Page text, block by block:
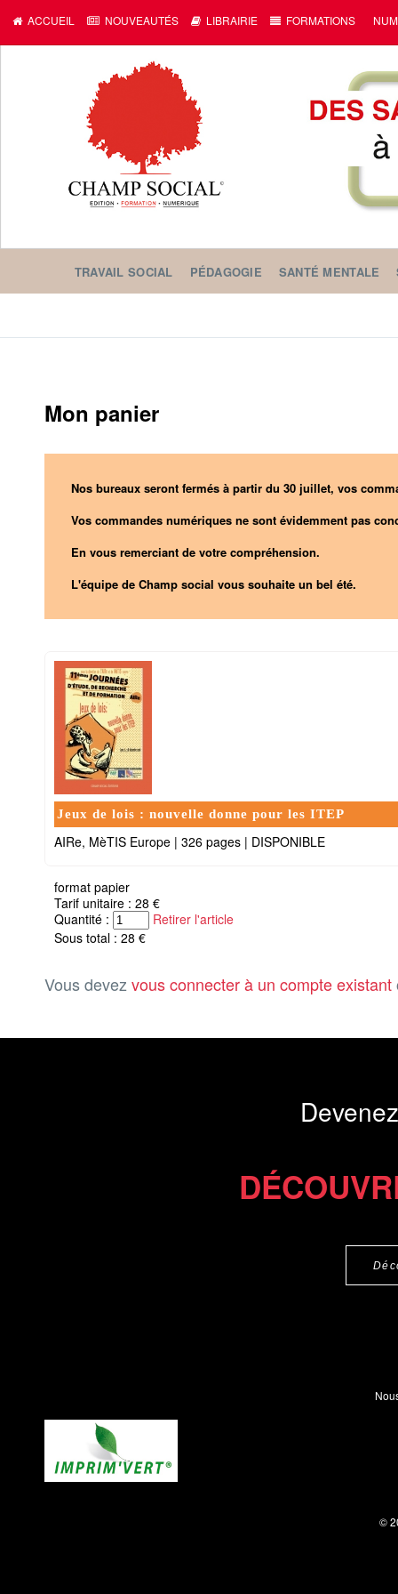
ACCUEIL NOUVEAUTÉS LIBRAIRIE FORMATIONS
TRAVAIL SOCIAL PÉDAGOGIE SANTÉ MENTALE
Mon panier
Nos bureaux seront fermés à partir du 30 juillet, vos
Vos commandes numériques ne sont évidemment pas
En vous remerciant de votre compréhension.
L'équipe de Champ social vous souhaite un bel été.
Jeux de lois : nouvelle donne pour les ITEP
AIRe, MèTIS Europe | 326 pages | DISPONIBLE
format papier
Tarif unitaire : 28 €
Quantité :
Retirer l'article
Sous total : 28 €
Vous devez vous connecter à un compte existant
©